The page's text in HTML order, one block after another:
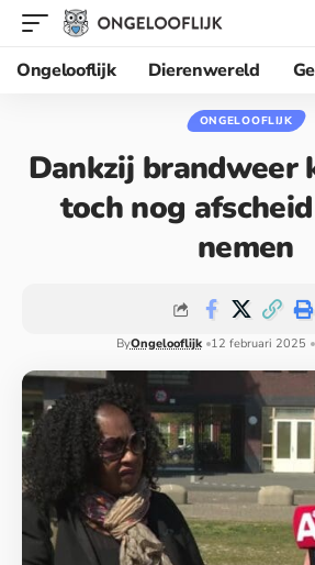
Ongelooflijk
Dierenwereld
ONGELOOFLIJK
Dankzij brandweer
toch nog
nemen
ByOngelooflijk 12 februari 2025